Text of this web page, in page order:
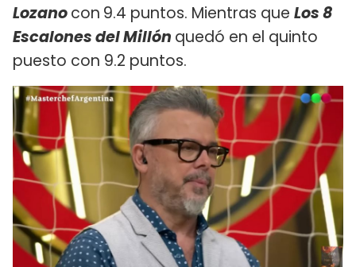
Lozanocon 9.4 puntos. Mientras que Los 8
Escalones del Millón quedó en el quinto
puesto con 9.2 puntos.